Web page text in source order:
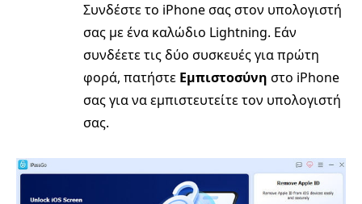
Συνδέστε το iPhone σας στον υπολογιστή
σας με ένα καλώδιο Lightning. Εάν
συνδέετε τις δύο συσκευές για πρώτη
φορά, πατήστε Εμπιστοσύνη στο iPhone
σας για να εμπιστευτείτε τον υπολογιστή
σας.